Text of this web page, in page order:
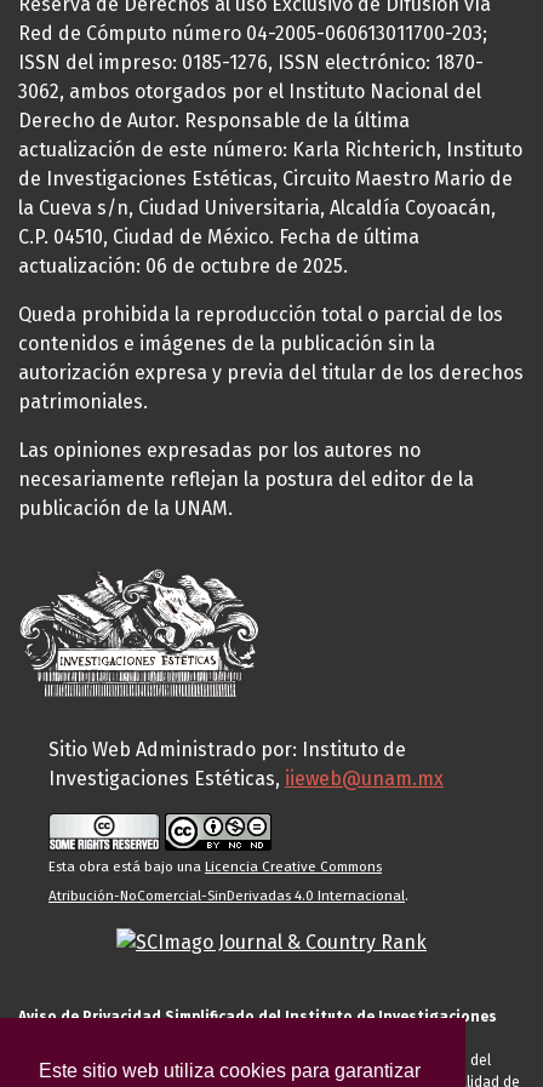
Este sitio web utiliza cookies para garantizar
Red de Cómputo número 04-2005-060613011700-203;
ISSN del impreso: 0185-1276, ISSN electrónico: 1870-
3062, ambos otorgados por el Instituto Nacional del
Derecho de Autor. Responsable de la última
actualización de este número: Karla Richterich, Instituto
de Investigaciones Estéticas, Circuito Maestro Mario de
la Cueva s/n, Ciudad Universitaria, Alcaldía Coyoacán,
C.P. 04510, Ciudad de México. Fecha de última
actualización: 06 de octubre de 2025.
Queda prohibida la reproducción total o parcial de los
contenidos e imágenes de la publicación sin la
autorización expresa y previa del titular de los derechos
patrimoniales.
Las opiniones expresadas por los autores no
necesariamente reflejan la postura del editor de la
publicación de la UNAM.
Sitio Web Administrado por: Instituto de
Investigaciones Estéticas, iieweb@unam.mx
Esta obra está bajo una Licencia Creative Commons
Atribución-NoComercial-SinDerivadas 4.0 Internacional.
Aviso de Privacidad Simplificado del Instituto de Investigaciones
El Instituto de Investigaciones Estéticas de la UNAM, es responsable del
tratamiento de sus datos personales para el registro de usted en calidad de